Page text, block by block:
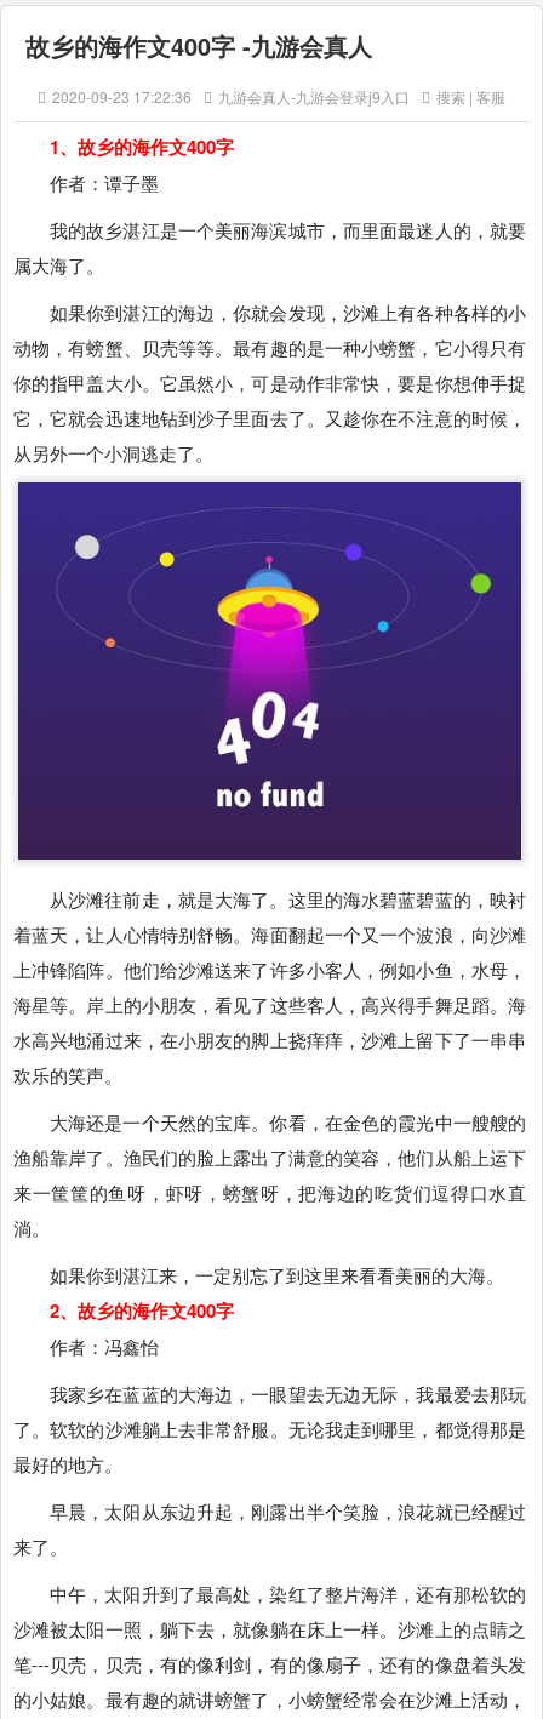
故乡的海作文400字 -九游会真人
2020-09-23 17:22:36 九游会真人-九游会登录j9入口 搜索 | 客服
1、故乡的海作文400字
作者：谭子墨
我的故乡湛江是一个美丽海滨城市，而里面最迷人的，就要
属大海了。
如果你到湛江的海边，你就会发现，沙滩上有各种各样的小
动物，有螃蟹、贝壳等等。最有趣的是一种小螃蟹，它小得只有
你的指甲盖大小。它虽然小，可是动作非常快，要是你想伸手捉
它，它就会迅速地钻到沙子里面去了。又趁你在不注意的时候，
从另外一个小洞逃走了。
从沙滩往前走，就是大海了。这里的海水碧蓝碧蓝的，映衬
着蓝天，让人心情特别舒畅。海面翻起一个又一个波浪，向沙滩
上冲锋陷阵。他们给沙滩送来了许多小客人，例如小鱼，水母，
海星等。岸上的小朋友，看见了这些客人，高兴得手舞足蹈。海
水高兴地涌过来，在小朋友的脚上挠痒痒，沙滩上留下了一串串
欢乐的笑声。
大海还是一个天然的宝库。你看，在金色的霞光中一艘艘的
渔船靠岸了。渔民们的脸上露出了满意的笑容，他们从船上运下
来一筐筐的鱼呀，虾呀，螃蟹呀，把海边的吃货们逗得口水直
淌。
如果你到湛江来，一定别忘了到这里来看看美丽的大海。
2、故乡的海作文400字
作者：冯鑫怡
我家乡在蓝蓝的大海边，一眼望去无边无际，我最爱去那玩
了。软软的沙滩躺上去非常舒服。无论我走到哪里，都觉得那是
最好的地方。
早晨，太阳从东边升起，刚露出半个笑脸，浪花就已经醒过
来了。
中午，太阳升到了最高处，染红了整片海洋，还有那松软的
沙滩被太阳一照，躺下去，就像躺在床上一样。沙滩上的点睛之
笔---贝壳，贝壳，有的像利剑，有的像扇子，还有的像盘着头发
的小姑娘。最有趣的就讲螃蟹了，小螃蟹经常会在沙滩上活动，